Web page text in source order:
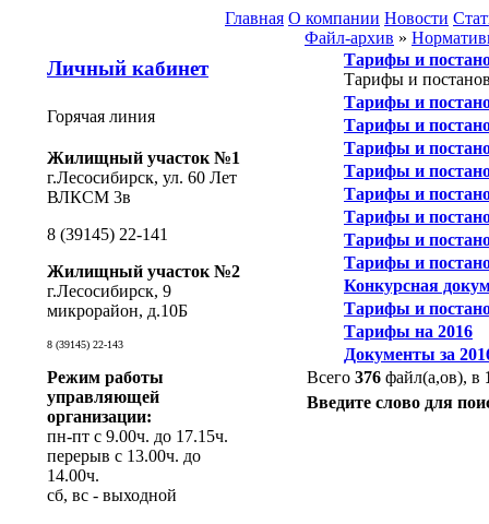
Главная О компании Новости
Личный кабинет
Горячая линия
Жилищный участок №1
г.Лесосибирск, ул. 60 Лет
ВЛКСМ 3в
8 (39145) 22-141
Жилищный участок №2
г.Лесосибирск, 9
микрорайон, д.10Б
8 (39145) 22-143
Режим работы
управляющей
организации:
пн-пт с 9.00ч. до 17.15ч.
перерыв с 13.00ч. до
14.00ч.
сб, вс - выходной
Файл-архив »
Тарифы и
Тарифы и
Тарифы и
Тарифы и
Тарифы и
Тарифы и
Тарифы и
Тарифы и
Тарифы и
Тарифы и
Конкурсная
Тарифы и
Тарифы на 2016
Документы за
Всего 376 файл(а,ов), в
Введите слово для